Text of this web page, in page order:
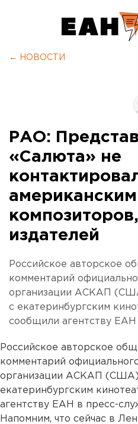
← НОВОСТИ
РАО:
«Салюта» не
издателей
Российское авторское
комментарий
организации АСКАП
с екатеринбургским
сообщили агентству
Российское авторское
комментарий
организации АСКАП (США)
екатеринбургским
агентству ЕАН в пресс-
Напомним, что сейчас в